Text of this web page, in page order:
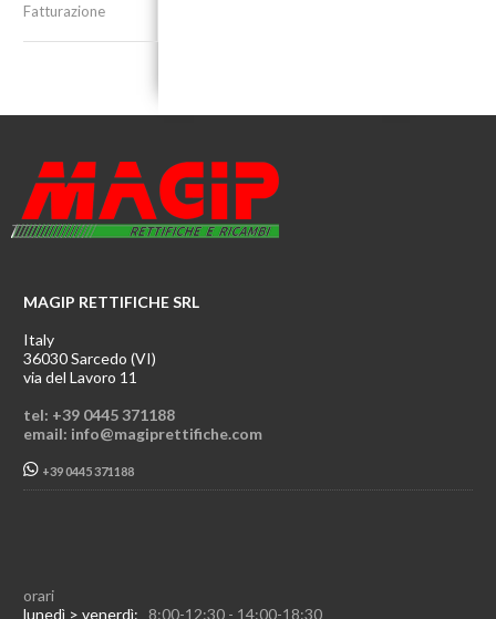
Fatturazione
MAGIP RETTIFICHE SRL
Italy
36030 Sarcedo (VI)
via del Lavoro 11
tel: +39 0445 371188
email: info@magiprettifiche.com
+39 0445 371188
orari
lunedì > venerdì: 8:00-12:30 - 14:00-18:30